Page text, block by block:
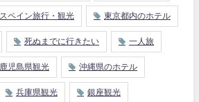
スペイン旅行・観光 東京都内のホテル
死ぬまでに行きたい 一人旅
鹿児島県観光 沖縄県のホテル
兵庫県観光 銀座観光